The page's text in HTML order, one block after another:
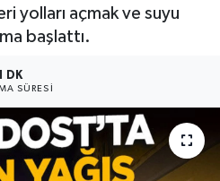
yolları açmak ve suyu
başlattı.
DK
SÜRESI